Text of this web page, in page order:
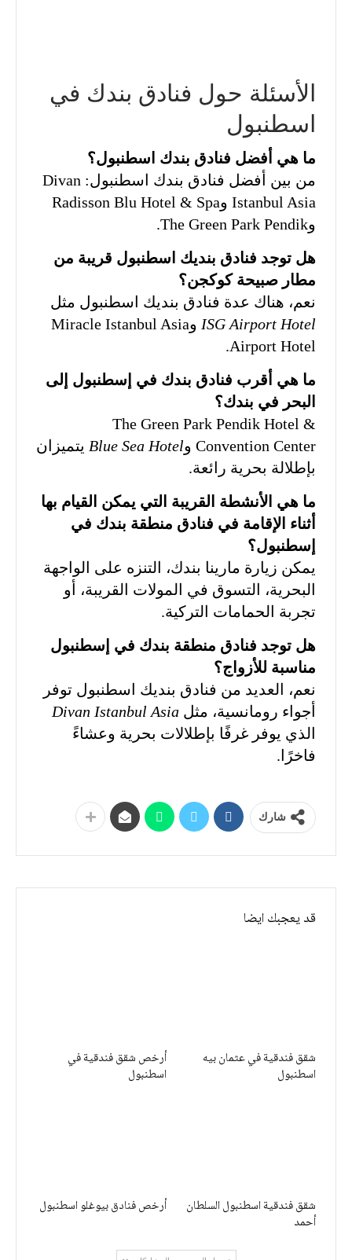
الأسئلة حول فنادق بندك في
اسطنبول
ما هي أفضل فنادق بندك اسطنبول؟
من بين أفضل فنادق بندك اسطنبول: Divan
Istanbul Asia وRadisson Blu Hotel & Spa
وThe Green Park Pendik.
هل توجد فنادق بنديك اسطنبول قريبة من
مطار صبيحة كوكجن؟
نعم، هناك عدة فنادق بنديك اسطنبول مثل
ISG Airport Hotel
وMiracle Istanbul Asia
Airport Hotel.
ما هي أقرب فنادق بندك في إسطنبول إلى
البحر في بندك؟
The Green Park Pendik Hotel &
Convention Center و
Blue Sea Hotel يتميزان
بإطلالة بحرية رائعة.
ما هي الأنشطة القريبة التي يمكن القيام بها
أثناء الإقامة في فنادق منطقة بندك في
إسطنبول؟
يمكن زيارة مارينا بندك، التنزه على الواجهة
البحرية، التسوق في المولات القريبة، أو
تجربة الحمامات التركية.
هل توجد فنادق منطقة بندك في إسطنبول
مناسبة للأزواج؟
نعم، العديد من فنادق بنديك اسطنبول توفر
أجواء رومانسية، مثل Divan Istanbul Asia
الذي يوفر غرفًا بإطلالات بحرية وعشاءً
فاخرًا.
شارك
قد يعجبك ايضا
شقق فندقية في عثمان بيه
اسطنبول
أرخص شقق فندقية في
اسطنبول
شقق فندقية اسطنبول السلطان
أحمد
أرخص فنادق بيوغلو اسطنبول